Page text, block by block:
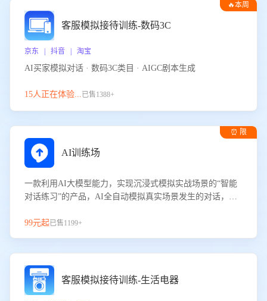
🔥本周
客服模拟接待训练-数码3C
京东 | 抖音 | 淘宝
AI买家模拟对话 · 数码3C类目 · AIGC剧本生成
15人正在体验...已售1388+
⏰ 限
AI训练场
一款利用AI大模型能力，实现沉浸式模拟实战场景的“智能
对话练习”的产品，AI全自动模拟真实场景发生的对话，企
服能力。
99元起已售1199+
客服模拟接待训练-生活电器